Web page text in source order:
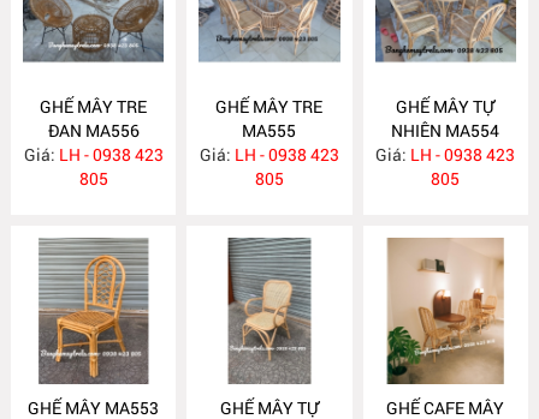
GHẾ MÂY TRE
ĐAN MA556
Giá: LH - 0938 423
805
GHẾ MÂY TRE
MA555
Giá: LH - 0938 423
805
GHẾ MÂY TỰ
NHIÊN MA554
Giá: LH - 0938 423
805
GHẾ MÂY MA553 GHẾ MÂY TỰ GHẾ CAFE MÂY